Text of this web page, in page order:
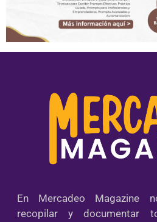
En Mercadeo Magazine
recopilar y documentar